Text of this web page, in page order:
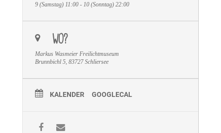
9 (Samstag) 11:00 - 10 (Sonntag) 22:00
WO?
Markus Wasmeier Freilichtmuseum
Brunnbichl 5, 83727 Schliersee
KALENDER GOOGLECAL